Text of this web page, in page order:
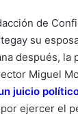
de
y su
después, la
Miguel
juicio
ejercer el